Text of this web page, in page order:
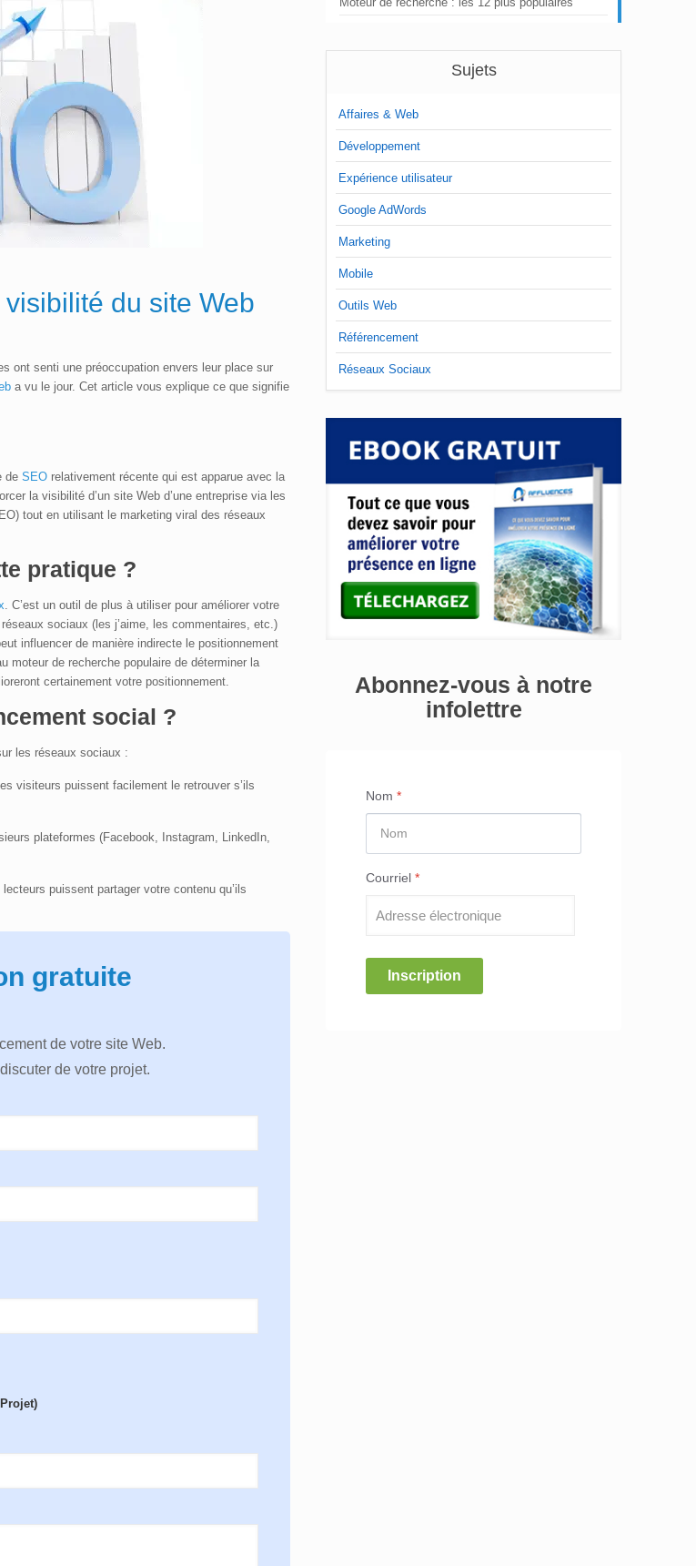
visibilité du site Web
ont senti une préoccupation envers leur place sur
a vu le jour. Cet article vous explique ce que signifie
deSEO relativement récente qui est apparue avec la
la visibilité d’un site Web d’une entreprise via les
tout en utilisant le marketing viral des réseaux
pratique ?
. C’est un outil de plus à utiliser pour améliorer votre
sociaux (les j’aime, les commentaires, etc.)
influencer de manière indirecte le positionnement
moteur de recherche populaire de déterminer la
certainement votre positionnement.
social ?
les réseaux sociaux :
visiteurs puissent facilement le retrouver s’ils
plateformes (Facebook, Instagram, LinkedIn,
puissent partager votre contenu qu’ils
gratuite
de votre site Web.
de votre projet.
Sujets
Affaires & Web
Développement
Expérience utilisateur
Google AdWords
Marketing
Mobile
Outils Web
Référencement
Réseaux Sociaux
Abonnez-vous à notre
infolettre
Nom *
Courriel *
Inscription